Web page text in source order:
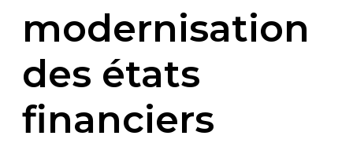
modernisation
des états
financiers